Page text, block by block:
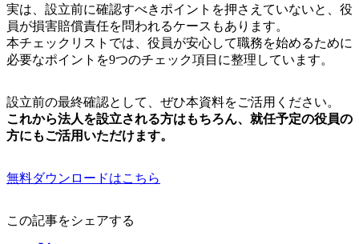
実は、設立前に確認すべきポイントを押さえていないと、役
員が損害賠償責任を問われるケースもあります。
本チェックリストでは、役員が安心して職務を始めるために
必要なポイントを9つのチェック項目に整理しています。
設立前の最終確認として、ぜひ本資料をご活用ください。
これから法人を設立される方はもちろん、就任予定の役員の
方にもご活用いただけます。
無料ダウンロードはこちら
この記事をシェアする